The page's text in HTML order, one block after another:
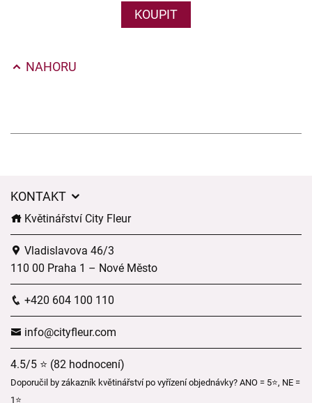
KOUPIT
NAHORU
KONTAKT
Květinářství City Fleur
Vladislavova 46/3
110 00 Praha 1 – Nové Město
+420 604 100 110
info@cityfleur.com
4.5/5 ⭐ (82 hodnocení)
Doporučil by zákazník květinářství po vyřízení objednávky? ANO = 5⭐, NE =
1⭐